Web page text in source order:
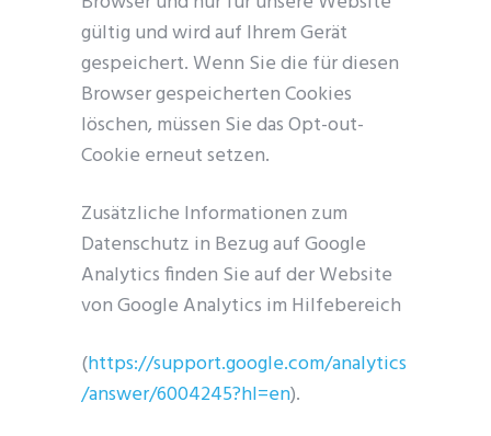
gültig und wird auf Ihrem Gerät
gespeichert. Wenn Sie die für diesen
Browser gespeicherten Cookies
löschen, müssen Sie das Opt-out-
Cookie erneut setzen.
Zusätzliche Informationen zum
Datenschutz in Bezug auf Google
Analytics finden Sie auf der Website
von Google Analytics im Hilfebereich
(https://support.google.com/analytics
/answer/6004245?hl=en).